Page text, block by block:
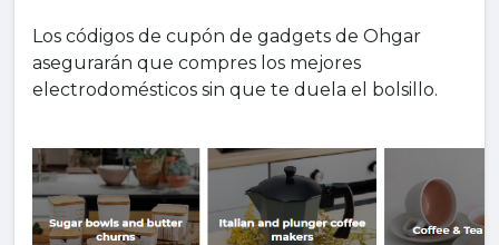
Los códigos de cupón de gadgets de Ohgar
asegurarán que compres los mejores
electrodomésticos sin que te duela el bolsillo.